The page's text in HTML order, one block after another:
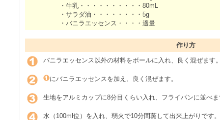
・牛乳・・・・・・・・・・80mL
・サラダ油・・・・・・・・5g
・バニラエッセンス・・・・適量
作り方
バニラエッセンス以外の材料をボールに入れ、良く混ぜます
にバニラエッセンスを加え、良く混ぜます。
生地をアルミカップに8分目くらい入れ、フライパンに並べ
水（100ml位）を入れ、弱火で10分間蒸して出来上がりです。